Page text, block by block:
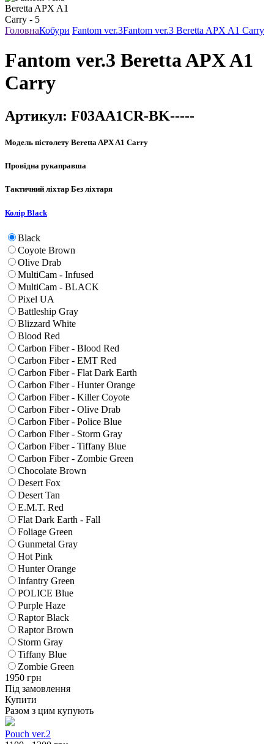
ГоловнаКобури Fantom ver.3Fantom ver.3 Beretta APX A1 Carry
Fantom ver.3 Beretta APX A1
Carry
Артикул: F03AA1CR-BK-----
Модель пістолету Beretta APX A1 Carry
Провідна рукаправша
Тактичний ліхтар Без ліхтаря
Колір Black
Black
Coyote Brown
Olive Drab
MultiCam - Infused
MultiCam - BLACK
Pixel UA
Battleship Gray
Blizzard White
Blood Red
Carbon Fiber - Blood Red
Carbon Fiber - EMT Red
Carbon Fiber - Flat Dark Earth
Carbon Fiber - Hunter Orange
Carbon Fiber - Killer Coyote
Carbon Fiber - Olive Drab
Carbon Fiber - Police Blue
Carbon Fiber - Storm Gray
Carbon Fiber - Tiffany Blue
Carbon Fiber - Zombie Green
Chocolate Brown
Desert Fox
Desert Tan
E.M.T. Red
Flat Dark Earth - Fall
Foliage Green
Gunmetal Gray
Hot Pink
Hunter Orange
Infantry Green
POLICE Blue
Purple Haze
Raptor Black
Raptor Brown
Storm Gray
Tiffany Blue
Zombie Green
1950 грн
Під замовлення
Купити
Разом з цим купують
Pouch ver.2